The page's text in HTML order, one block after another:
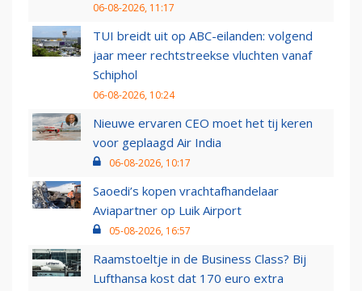
06-08-2026, 11:17
TUI breidt uit op ABC-eilanden: volgend
jaar meer rechtstreekse vluchten vanaf
Schiphol
06-08-2026, 10:24
Nieuwe ervaren CEO moet het tij keren
voor geplaagd Air India
06-08-2026, 10:17
Saoedi’s kopen vrachtafhandelaar
Aviapartner op Luik Airport
05-08-2026, 16:57
Raamstoeltje in de Business Class? Bij
Lufthansa kost dat 170 euro extra